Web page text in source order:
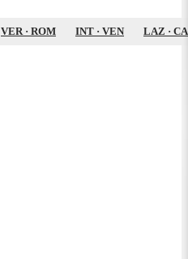
VER· ROM INT · VEN LAZ ·